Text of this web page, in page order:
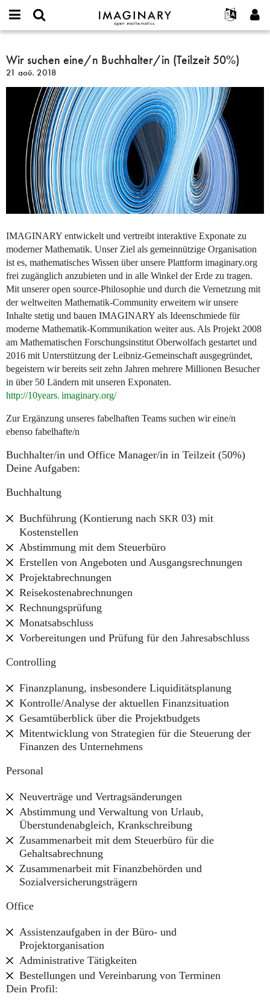
IMAGINARY
open
Français
한국어
Español
Türkçe
Programmes
Interactif
Films
Textes
Expositions
Plus...
Projets
Contact
or
username
*
Mot
Créer un nouveau compte
Demander un nouveau mot de passe
Rechercher
Wir
suchen
eine/n
Buchhalter/in
(Teilzeit
50%)
Wir suchen eine/n Buchhalter/in (Teilzeit 50%)
21 aoû. 2018
IMAGINARY entwickelt und vertreibt interaktive Exponate zu
moderner Mathematik. Unser Ziel als gemeinnützige Organisation
ist es, mathematisches Wissen über unsere Plattform imaginary.org
frei zugänglich anzubieten und in alle Winkel der Erde zu tragen.
Mit unserer open source-Philosophie und durch die Vernetzung mit
der weltweiten Mathematik-Community erweitern wir unsere
Inhalte stetig und bauen IMAGINARY als Ideenschmiede für
moderne Mathematik-Kommunikation weiter aus. Als Projekt 2008
am Mathematischen Forschungsinstitut Oberwolfach gestartet und
2016 mit Unterstützung der Leibniz-Gemeinschaft ausgegründet,
begeistern wir bereits seit zehn Jahren mehrere Millionen Besucher
in über 50 Ländern mit unseren Exponaten.
http://10years. imaginary.org/
Zur Ergänzung unseres fabelhaften Teams suchen wir eine/n
ebenso fabelhafte/n
Buchhalter/in und Office Manager/in in Teilzeit (50%)
Deine Aufgaben:
Buchhaltung
Buchführung (Kontierung nach SKR 03) mit
Kostenstellen
Abstimmung mit dem Steuerbüro
Erstellen von Angeboten und Ausgangsrechnungen
Projektabrechnungen
Reisekostenabrechnungen
Rechnungsprüfung
Monatsabschluss
Vorbereitungen und Prüfung für den Jahresabschluss
Controlling
Finanzplanung, insbesondere Liquiditätsplanung
Kontrolle/Analyse der aktuellen Finanzsituation
Gesamtüberblick über die Projektbudgets
Mitentwicklung von Strategien für die Steuerung der
Finanzen des Unternehmens
Personal
Neuverträge und Vertragsänderungen
Abstimmung und Verwaltung von Urlaub,
Überstundenabgleich, Krankschreibung
Zusammenarbeit mit dem Steuerbüro für die
Gehaltsabrechnung
Zusammenarbeit mit Finanzbehörden und
Sozialversicherungsträgern
Office
Assistenzaufgaben in der Büro- und
Projektorganisation
Administrative Tätigkeiten
Bestellungen und Vereinbarung von Terminen
Dein Profil: